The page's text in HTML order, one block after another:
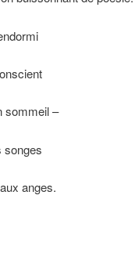
sommeil –
songes
anges.